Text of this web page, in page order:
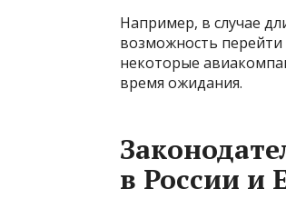
Например, в случае
возможность
некоторые
время ожидания.
в России и